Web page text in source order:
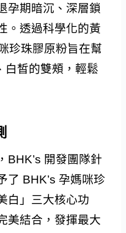
孕期暗沉、深層鎖
。透過科學化的黃
珍珠膠原粉旨在幫
白皙的雙頰，輕鬆
BHK’s 開發團隊針
了 BHK’s 孕媽咪珍
白」三大核心功
美結合，發揮最大